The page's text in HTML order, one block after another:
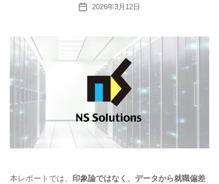
差
易
と
均
年
収
の
企
研
投
2026年3月12日
本レポートでは、 印象論ではなく、データから就職偏差